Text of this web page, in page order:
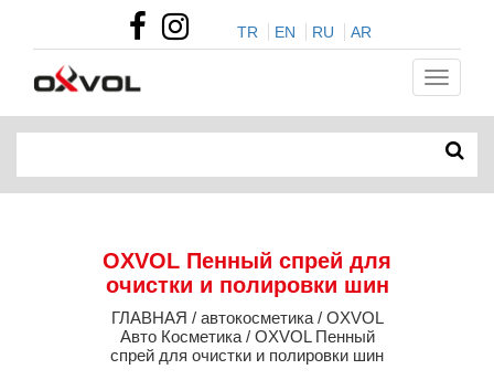
TR EN RU AR
OXVOL Пенный спрей для
очистки и полировки шин
ГЛАВНАЯ / автокосметика / OXVOL
Авто Косметика / OXVOL Пенный
спрей для очистки и полировки шин